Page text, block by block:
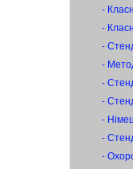
-
-
-
-
-
-
-
-
-